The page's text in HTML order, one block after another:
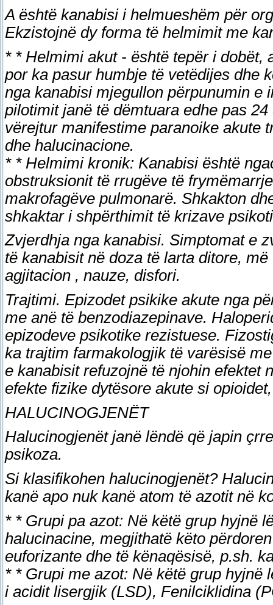
A është kanabisi i helmueshëm për
Ekzistojnë dy forma të helmimit me
* * Helmimi akut - është tepër i dobët,
por ka pasur humbje të vetëdijes dhe
nga kanabisi mjegullon përpunumin e
pilotimit janë të dëmtuara edhe pas
vërejtur manifestime paranoike akute
dhe halucinacione.
* * Helmimi kronik: Kanabisi është
obstruksionit të rrugëve të
makrofagëve pulmonarë. Shkakton
shkaktar i shpërthimit të krizave
Zvjerdhja nga kanabisi. Simptomat e
të kanabisit në doza të larta ditore,
agjitacion , nauze, disfori.
Trajtimi. Epizodet psikike akute nga
me anë të benzodiazepinave.
epizodeve psikotike rezistuese.
ka trajtim farmakologjik të varësisë
e kanabisit refuzojnë të njohin efektet
efekte fizike dytësore akute si
HALUCINOGJENËT
Halucinogjenët janë lëndë që japin
psikoza.
Si klasifikohen halucinogjenët?
kanë apo nuk kanë atom të azotit në
* * Grupi pa azot: Në këtë grup hyjnë
halucinacine, megjithatë këto
euforizante dhe të kënaqësisë, p.sh.
* * Grupi me azot: Në këtë grup hyjnë
i acidit lisergjik (LSD), Fenilciklidina